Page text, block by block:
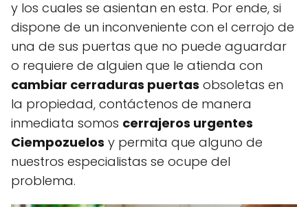
y los cuales se asientan en esta. Por ende, si
dispone de un inconveniente con el cerrojo de
una de sus puertas que no puede aguardar
o requiere de alguien que le atienda con
cambiar cerraduras puertas obsoletas en
la propiedad, contáctenos de manera
inmediata somos cerrajeros urgentes
Ciempozuelos y permita que alguno de
nuestros especialistas se ocupe del
problema.